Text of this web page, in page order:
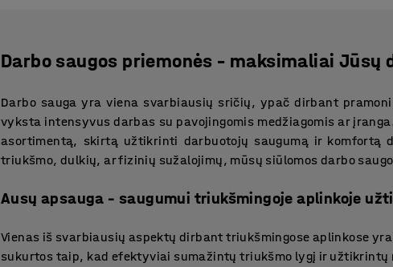
Darbo saugos priemonės – maksimaliai
Darbo sauga yra viena svarbiausių sričių, ypač dirbant
vyksta intensyvus darbas su pavojingomis medžiagomis ar
asortimentą, skirtą užtikrinti darbuotojų saugumą ir komfortą
triukšmo, dulkių, ar fizinių sužalojimų, mūsų siūlomos darbo
Ausų apsauga – saugumui triukšmingoje aplinkoje
Vienas iš svarbiausių aspektų dirbant triukšmingose aplinkose
sukurtos taip, kad efektyviai sumažintų triukšmo lygį ir užtikrintų